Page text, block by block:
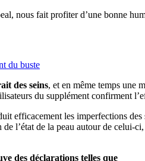
nous fait profiter d’une bonne
des seins, et en même temps une
du supplément confirment
efficacement les imperfections des
l’état de la peau autour de celui-
des déclarations telles que